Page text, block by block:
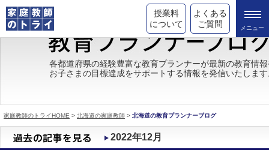
授業料
について
よくある
ご質問
トライの教育理念
成績が上がる理由
都道府県別情報
合格体験談
各都道府県の経験豊富な教育プランナーが最新の教育情
お子さまの目標達成をサポートする情報を発信いたしま
家庭教師のトライHOME > 北海道の家庭教師 > 北海道の教育プランナーブログ
2022年12月